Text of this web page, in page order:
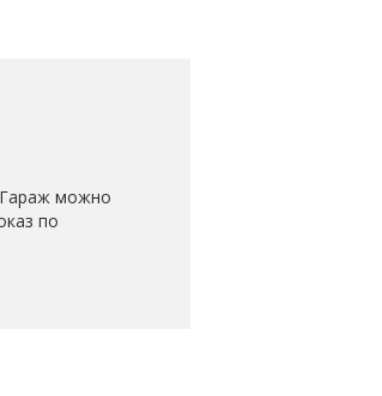
можно
по